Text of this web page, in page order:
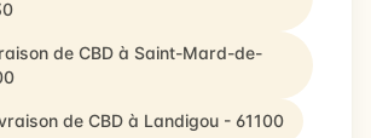
de CBD à Saint-Mard-de-
de CBD à Landigou - 61100